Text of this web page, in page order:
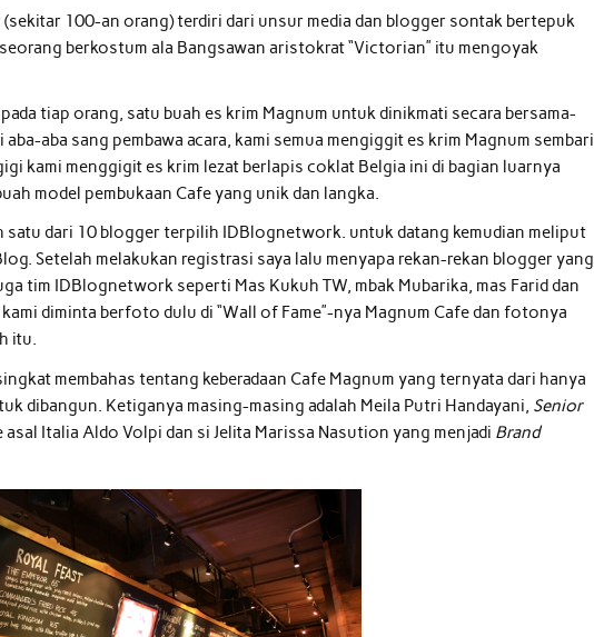
100-an orang) terdiri dari unsur media dan blogger sontak bertepuk
berkostum ala Bangsawan aristokrat “Victorian” itu mengoyak
tiap orang, satu buah es krim Magnum untuk dinikmati secara bersama-
aba sang pembawa acara, kami semua mengiggit es krim Magnum sembari
kami menggigit es krim lezat berlapis coklat Belgia ini di bagian luarnya
model pembukaan Cafe yang unik dan langka.
satu dari 10 blogger terpilih IDBlognetwork. untuk datang kemudian meliput
Setelah melakukan registrasi saya lalu menyapa rekan-rekan blogger yang
tim IDBlognetwork seperti Mas Kukuh TW, mbak Mubarika, mas Farid dan
diminta berfoto dulu di “Wall of Fame”-nya Magnum Cafe dan fotonya
itu.
membahas tentang keberadaan Cafe Magnum yang ternyata dari hanya
dibangun. Ketiganya masing-masing adalah Meila Putri Handayani, Senior
asal Italia Aldo Volpi dan si Jelita Marissa Nasution yang menjadi Brand